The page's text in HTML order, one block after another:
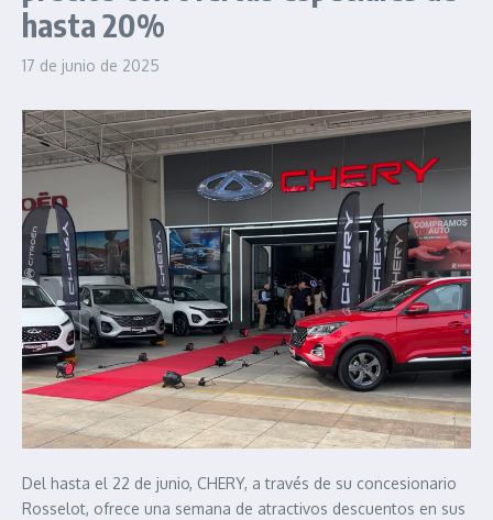
hasta 20%
17 de junio de 2025
Del hasta el 22 de junio, CHERY, a través de su concesionario
Rosselot, ofrece una semana de atractivos descuentos en sus